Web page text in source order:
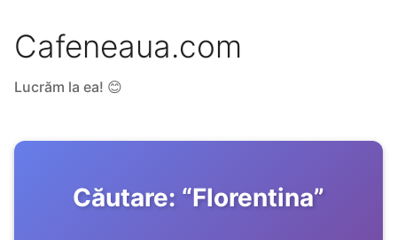
Cafeneaua.com
Lucrăm la ea! 😊
Căutare: “Florentina”